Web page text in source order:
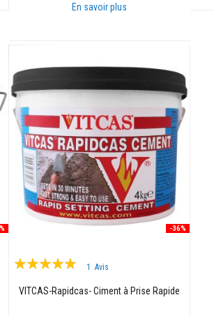
En savoir plus
-36%
Évaluation:
1 Avis
VITCAS-Rapidcas- Ciment à Prise Rapide